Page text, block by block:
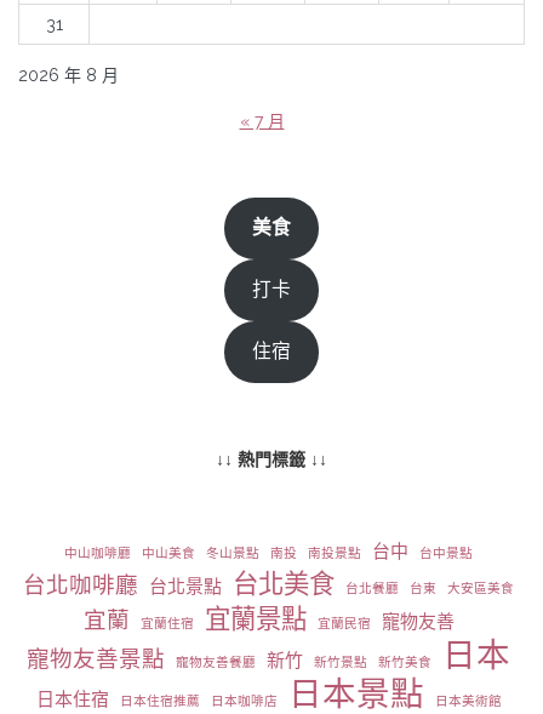
2026 年 8 月
31
« 7 月
美食
打卡
住宿
↓↓ 熱門標籤 ↓↓
中山咖啡廳 中山美食 冬山景點 南投 南投景點 台中 台中景點
台北咖啡廳 台北景點 台北美食 台北餐廳 台東 大安區美食
宜蘭 宜蘭住宿 宜蘭景點 宜蘭民宿 寵物友善
寵物友善景點 寵物友善餐廳 新竹 新竹景點 新竹美食 日本
日本住宿 日本住宿推薦 日本咖啡店 日本景點 日本美術館